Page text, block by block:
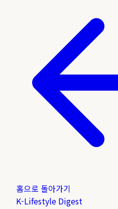
홈으로 돌아가기
K-Lifestyle Digest